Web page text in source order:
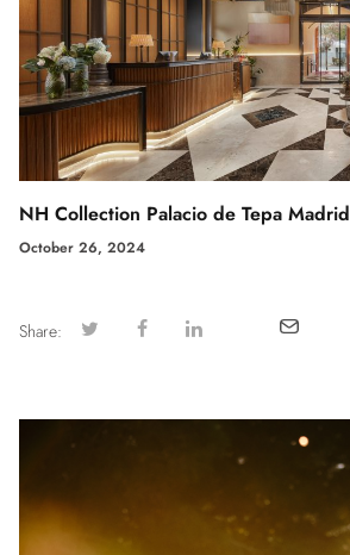
NH Collection Palacio de Tepa Madrid
October 26, 2024
Share: